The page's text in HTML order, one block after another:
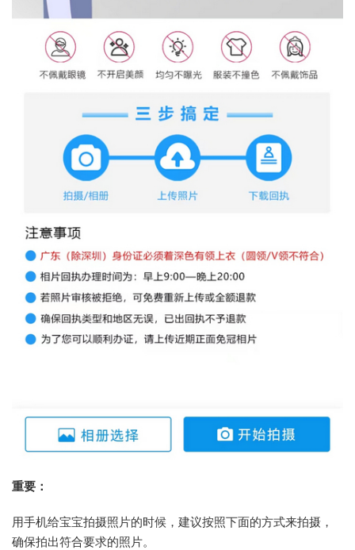
重要：
用手机给宝宝拍摄照片的时候，建议按照下面的方式来拍摄，
确保拍出符合要求的照片。